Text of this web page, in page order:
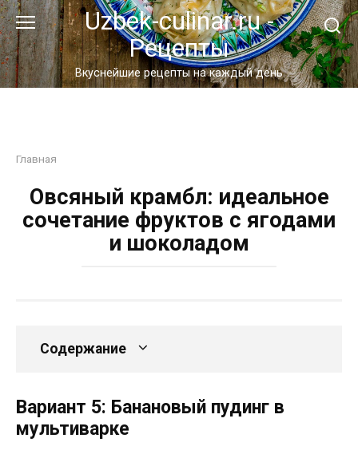
Перейти
к
контенту
Uzbek-culinar.ru -
Рецепты
Вкуснейшие рецепты на каждый день
Главная
Овсяный крамбл: идеальное
сочетание фруктов с ягодами
и шоколадом
Содержание
Вариант 5: Банановый пудинг в
мультиварке